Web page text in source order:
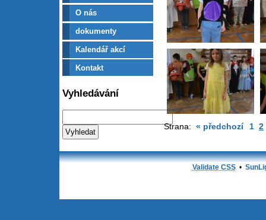
O nás
dokumenty
Kalendář akcí
Kontakt
Vyhledávání
Strana: « předchozí 1 2
Validate CSS•